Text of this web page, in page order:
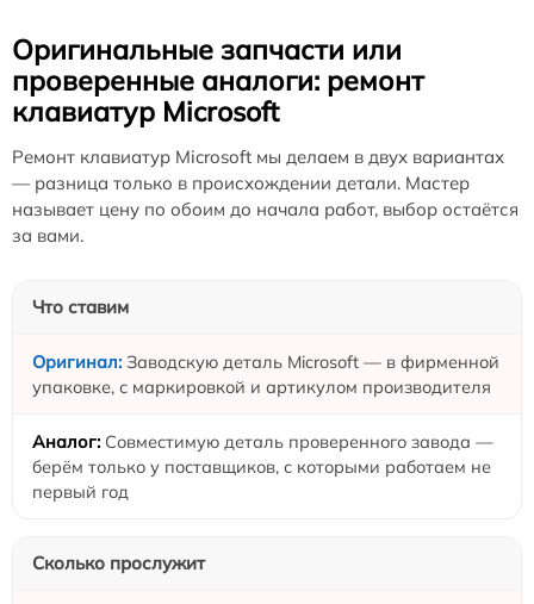
Оригинальные запчасти или
проверенные аналоги: ремонт
клавиатур Microsoft
Ремонт клавиатур Microsoft мы делаем в двух вариантах
— разница только в происхождении детали. Мастер
называет цену по обоим до начала работ, выбор остаётся
за вами.
Что ставим
Заводскую деталь Microsoft — в фирменной
упаковке, с маркировкой и артикулом производителя
Совместимую деталь проверенного завода —
берём только у поставщиков, с которыми работаем не
первый год
Сколько прослужит